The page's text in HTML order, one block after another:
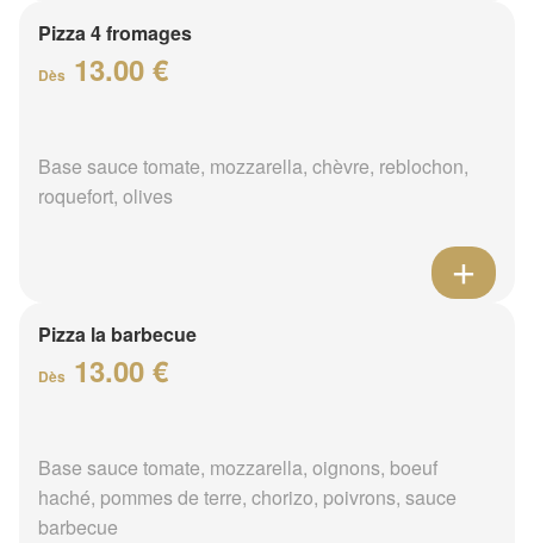
Pizza 4 fromages
Dès 13.00 €
Base sauce tomate, mozzarella, chèvre, reblochon,
roquefort, olives
Pizza la barbecue
Dès 13.00 €
Base sauce tomate, mozzarella, oignons, boeuf
haché, pommes de terre, chorizo, poivrons, sauce
barbecue